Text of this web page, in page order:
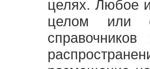
целях. Любое
целом или